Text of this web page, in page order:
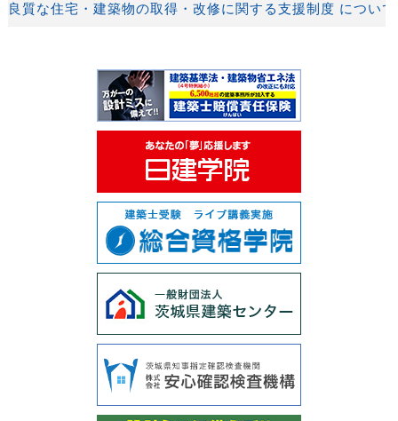
良質な住宅・建築物の取得・改修に関する支援制度 につい